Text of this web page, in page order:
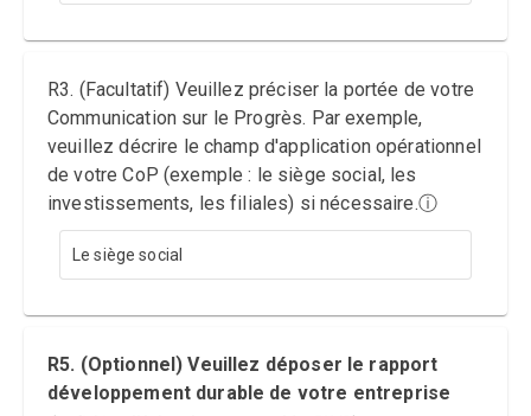
R3. (Facultatif) Veuillez préciser la portée de votre
Communication sur le Progrès. Par exemple,
veuillez décrire le champ d'application opérationnel
de votre CoP (exemple : le siège social, les
investissements, les filiales) si nécessaire.ⓘ
Le siège social
R5. (Optionnel) Veuillez déposer le rapport
développement durable de votre entreprise